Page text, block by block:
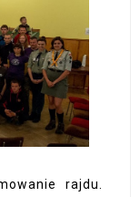
rajdu.